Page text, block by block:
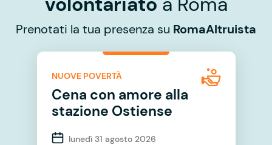
Prenotati la tua presenza su RomaAltruista
NUOVE POVERTÀ
Cena con amore alla
stazione Ostiense
lunedì 31 agosto 2026